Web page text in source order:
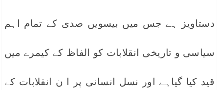
دستاویز ہے جس میں بیسویں صدی کے تمام اہم
سیاسی و تاریخی انقلابات کو الفاظ کے کیمرے میں
قید کیا گیاہے اور نسل انسانی پر ا ن انقلابات کے